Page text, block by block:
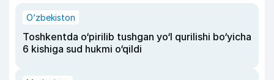
O‘zbekiston
Toshkentda o‘pirilib tushgan yo‘l qurilishi bo‘yicha
6 kishiga sud hukmi o‘qildi